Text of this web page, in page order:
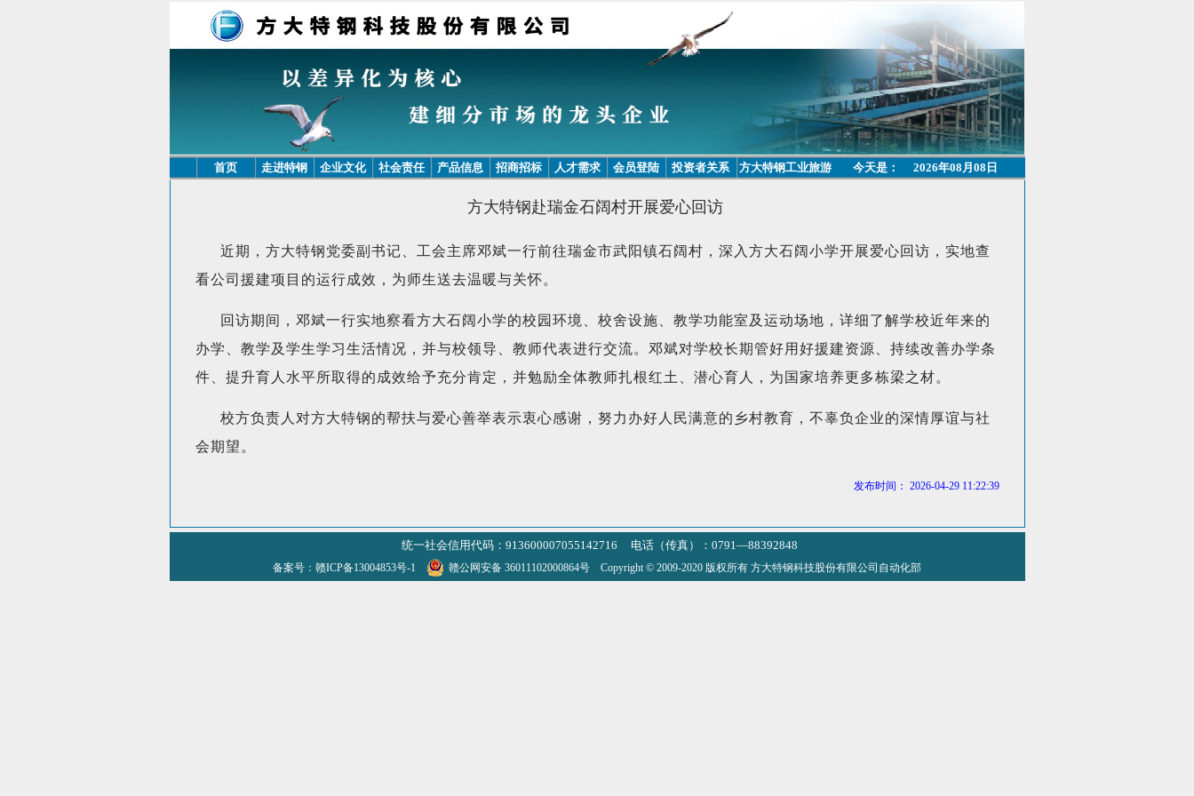
首页 走进特钢 企业文化 社会责任 产品信息 招商招标 人才需求 会员登陆 投资者关系 方大特钢工业旅游 今天是： 2026年08月08日
方大特钢赴瑞金石阔村开展爱心回访
近期，方大特钢党委副书记、工会主席邓斌一行前往瑞金市武阳镇石阔村，深入方大石阔小学开展爱心回访，实地查
看公司援建项目的运行成效，为师生送去温暖与关怀。
回访期间，邓斌一行实地察看方大石阔小学的校园环境、校舍设施、教学功能室及运动场地，详细了解学校近年来的
办学、教学及学生学习生活情况，并与校领导、教师代表进行交流。邓斌对学校长期管好用好援建资源、持续改善办学条
件、提升育人水平所取得的成效给予充分肯定，并勉励全体教师扎根红土、潜心育人，为国家培养更多栋梁之材。
校方负责人对方大特钢的帮扶与爱心善举表示衷心感谢，努力办好人民满意的乡村教育，不辜负企业的深情厚谊与社
会期望。
发布时间： 2026-04-29 11:22:39
统一社会信用代码：913600007055142716 电话（传真）：0791—88392848
备案号：赣ICP备13004853号-1 赣公网安备 36011102000864号 Copyright © 2009-2020 版权所有 方大特钢科技股份有限公司自动化部